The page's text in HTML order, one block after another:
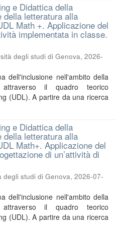
e Didattica della
della letteratura alla
Math +. Applicazione del
implementata in classe.
degli studi di Genova, 2026-
dell'inclusione nell'ambito della
attraverso il quadro teorico
(UDL). A partire da una ricerca
e Didattica della
della letteratura alla
Math+. Applicazione del
di un’attività di
degli studi di Genova, 2026-07-
dell'inclusione nell'ambito della
attraverso il quadro teorico
(UDL). A partire da una ricerca